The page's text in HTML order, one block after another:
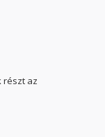
részt az